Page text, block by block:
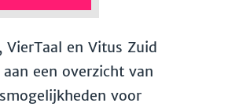
VierTaal en Vitus Zuid
een overzicht van
voor